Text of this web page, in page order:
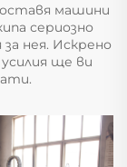
машини
сериозно
нея. Искрено
ще ви